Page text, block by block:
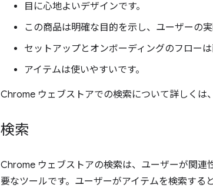
目に心地よいデザインです。
この商品は明確な目的を示し、ユーザーの実
セットアップとオンボーディングのフローは
アイテムは使いやすいです。
Chrome ウェブストアでの検索について詳しくは
検索
Chrome ウェブストアの検索は、ユーザーが関
要なツールです。ユーザーがアイテムを検索す